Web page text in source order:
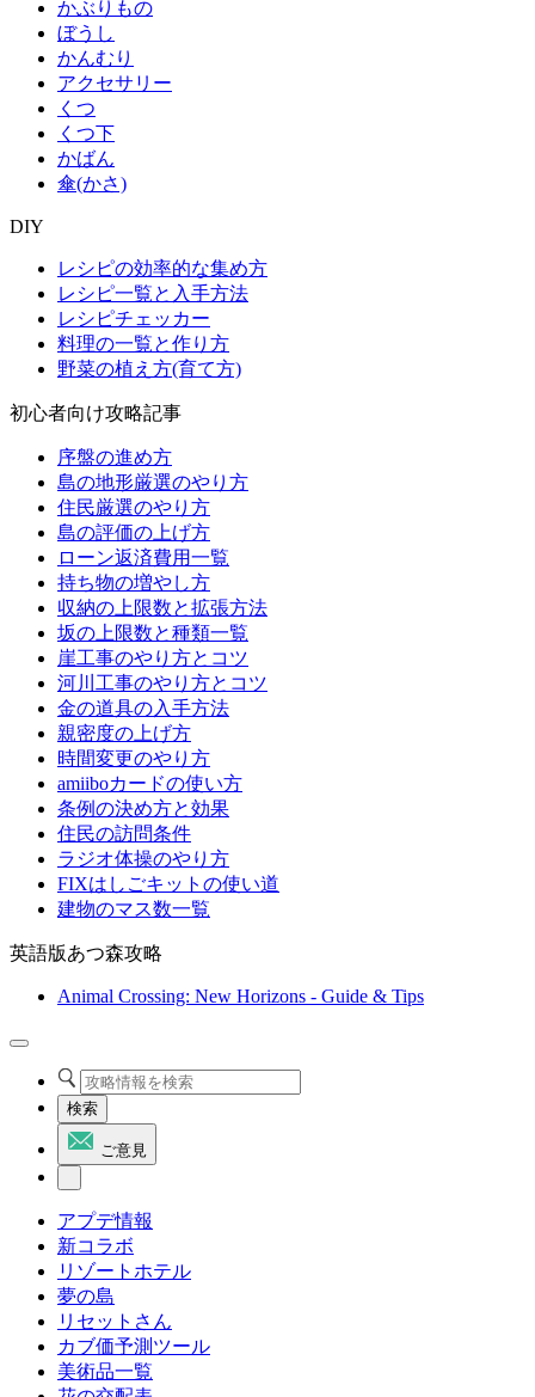
かぶりもの
ぼうし
かんむり
アクセサリー
くつ
くつ下
かばん
傘(かさ)
DIY
レシピの効率的な集め方
レシピ一覧と入手方法
レシピチェッカー
料理の一覧と作り方
野菜の植え方(育て方)
初心者向け攻略記事
序盤の進め方
島の地形厳選のやり方
住民厳選のやり方
島の評価の上げ方
ローン返済費用一覧
持ち物の増やし方
収納の上限数と拡張方法
坂の上限数と種類一覧
崖工事のやり方とコツ
河川工事のやり方とコツ
金の道具の入手方法
親密度の上げ方
時間変更のやり方
amiiboカードの使い方
条例の決め方と効果
住民の訪問条件
ラジオ体操のやり方
FIXはしごキットの使い道
建物のマス数一覧
英語版あつ森攻略
Animal Crossing: New Horizons - Guide & Tips
検索
ご意見
アプデ情報
新コラボ
リゾートホテル
夢の島
リセットさん
カブ価予測ツール
美術品一覧